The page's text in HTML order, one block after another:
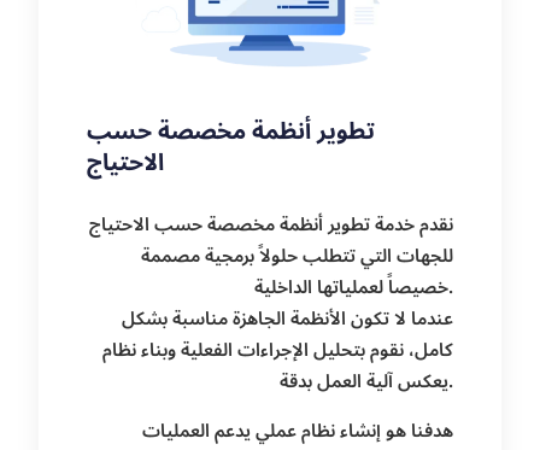
تطوير أنظمة مخصصة حسب
الاحتياج
نقدم خدمة تطوير أنظمة مخصصة حسب الاحتياج
للجهات التي تتطلب حلولاً برمجية مصممة
خصيصاً لعملياتها الداخلية.
عندما لا تكون الأنظمة الجاهزة مناسبة بشكل
كامل، نقوم بتحليل الإجراءات الفعلية وبناء نظام
يعكس آلية العمل بدقة.
هدفنا هو إنشاء نظام عملي يدعم العمليات